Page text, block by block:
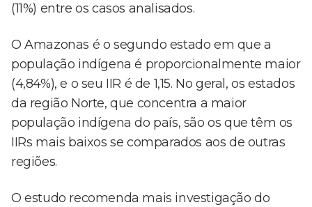
(11%) entre os casos analisados.
O Amazonas é o segundo estado em que a
população indígena é proporcionalmente maior
(4,84%), e o seu IIR é de 1,15. No geral, os estados
da região Norte, que concentra a maior
população indígena do país, são os que têm os
IIRs mais baixos se comparados aos de outras
regiões.
O estudo recomenda mais investigação do